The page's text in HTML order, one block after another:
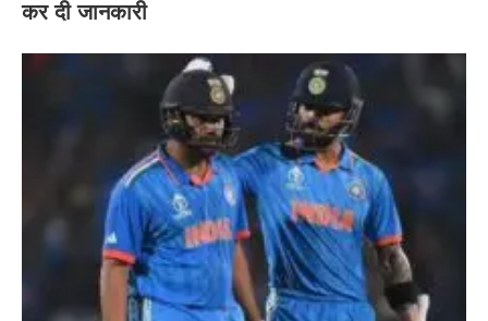
कर दी‌ जानकारी